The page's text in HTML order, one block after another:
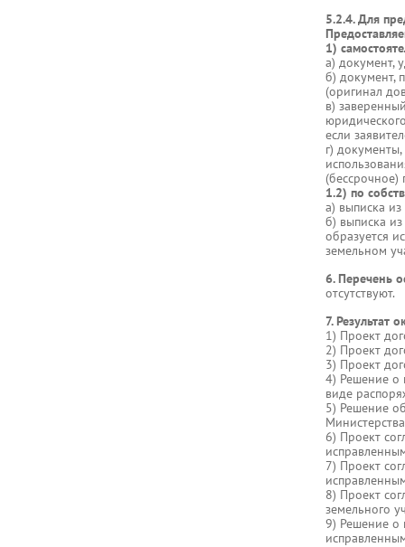
5.2.4. Для
1)
а) документ,
б) документ,
(оригинал
в)
если
г)
(бессрочное)
1.2) по
а) выписка
б) выписка
образуется
земельном
6. Перечень
отсутствуют.
7. Результат
1) Проект
2) Проект
3) Проект
4) Решение о
виде
5) Решение
Министерства
6) Проект
7) Проект
8) Проект
земельного
9) Решение о